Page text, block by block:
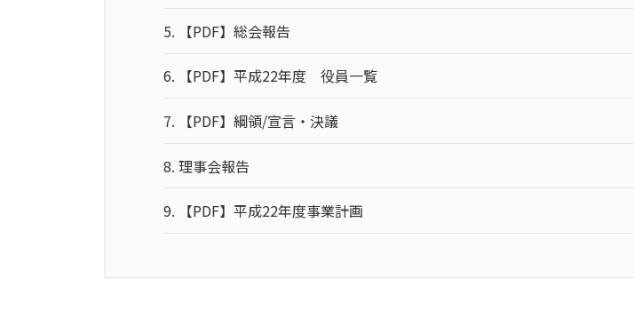
5. 【PDF】総会報告
6. 【PDF】平成22年度 役員一覧
7. 【PDF】綱領/宣言・決議
8. 理事会報告
9. 【PDF】平成22年度事業計画